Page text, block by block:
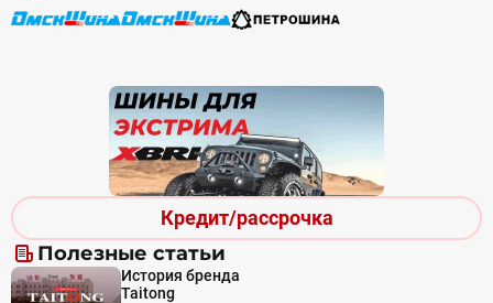
Кредит/рассрочка
Полезные статьи
История бренда
Taitong